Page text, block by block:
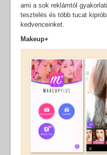
ami a sok reklámtól
tesztelés és több tucat
kedvenceinket.
Makeup+